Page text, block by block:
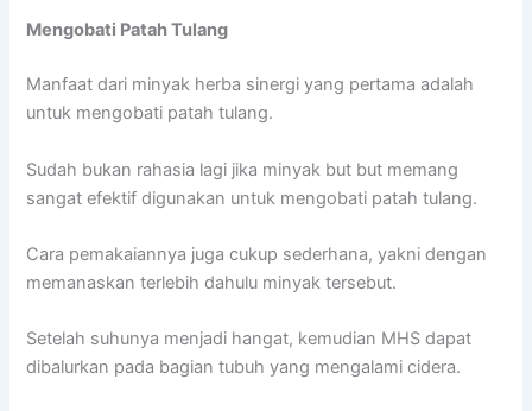
Mengobati Patah Tulang
Manfaat dari minyak herba sinergi yang pertama adalah
untuk mengobati patah tulang.
Sudah bukan rahasia lagi jika minyak but but memang
sangat efektif digunakan untuk mengobati patah tulang.
Cara pemakaiannya juga cukup sederhana, yakni dengan
memanaskan terlebih dahulu minyak tersebut.
Setelah suhunya menjadi hangat, kemudian MHS dapat
dibalurkan pada bagian tubuh yang mengalami cidera.